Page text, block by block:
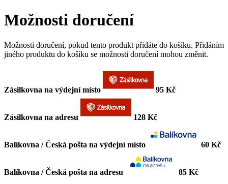
Možnosti doručení
Možnosti doručení, pokud tento produkt přidáte do košíku. Přidáním
jiného produktu do košíku se možnosti doručení mohou změnit.
Zásilkovna na výdejní místo 95 Kč
Zásilkovna na adresu 128 Kč
Balíkovna / Česká pošta na výdejní místo 60 Kč
Balíkovna / Česká pošta na adresu 85 Kč